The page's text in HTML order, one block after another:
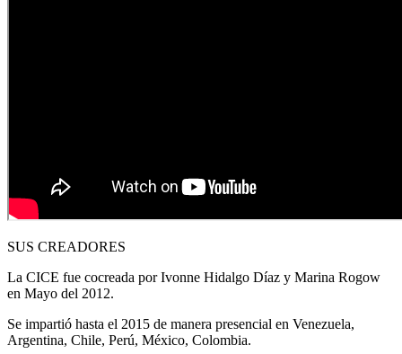
SUS CREADORES
La CICE fue cocreada por Ivonne Hidalgo Díaz y Marina Rogow
en Mayo del 2012.
Se impartió hasta el 2015 de manera presencial en Venezuela,
Argentina, Chile, Perú, México, Colombia.